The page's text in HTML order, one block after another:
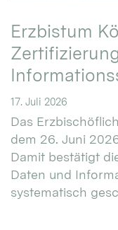
Erzbistum
17. Juli 2026
Das
dem 26. Juni
Damit bestätigt
Daten und
systematisch